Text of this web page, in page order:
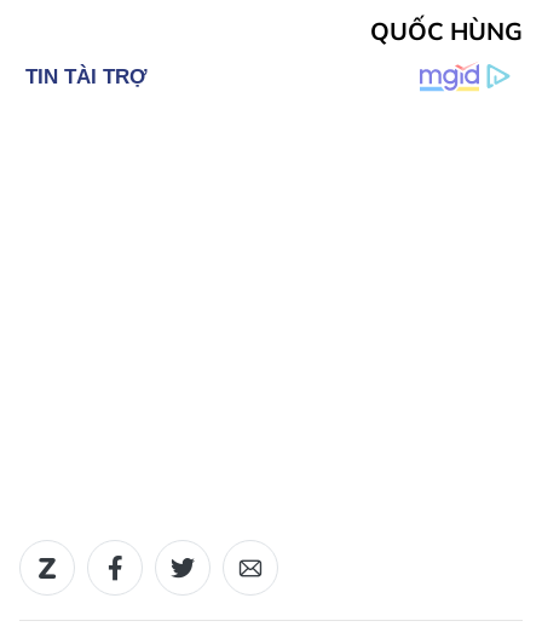
QUỐC HÙNG